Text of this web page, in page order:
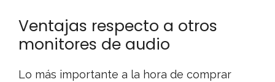
Ventajas respecto a otros
monitores de audio
Lo más importante a la hora de comprar